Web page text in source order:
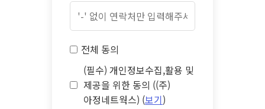
전체 동의
(필수) 개인정보수집,활용 및
제공을 위한 동의 ((주)
아정네트웍스) (보기)